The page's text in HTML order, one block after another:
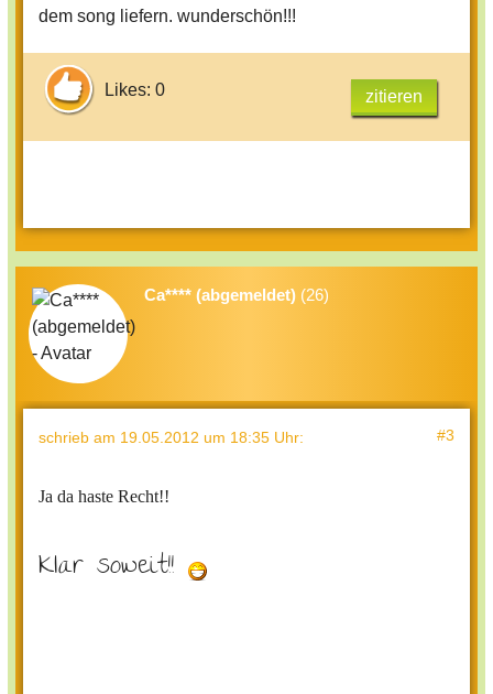
dem song liefern. wunderschön!!!
Likes: 0 zitieren
Ca**** (abgemeldet) (26)
schrieb am 19.05.2012 um 18:35 Uhr: #3
Ja da haste Recht!!
Klar soweit!!